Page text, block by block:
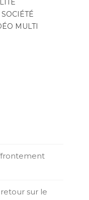
MULTI
sur le